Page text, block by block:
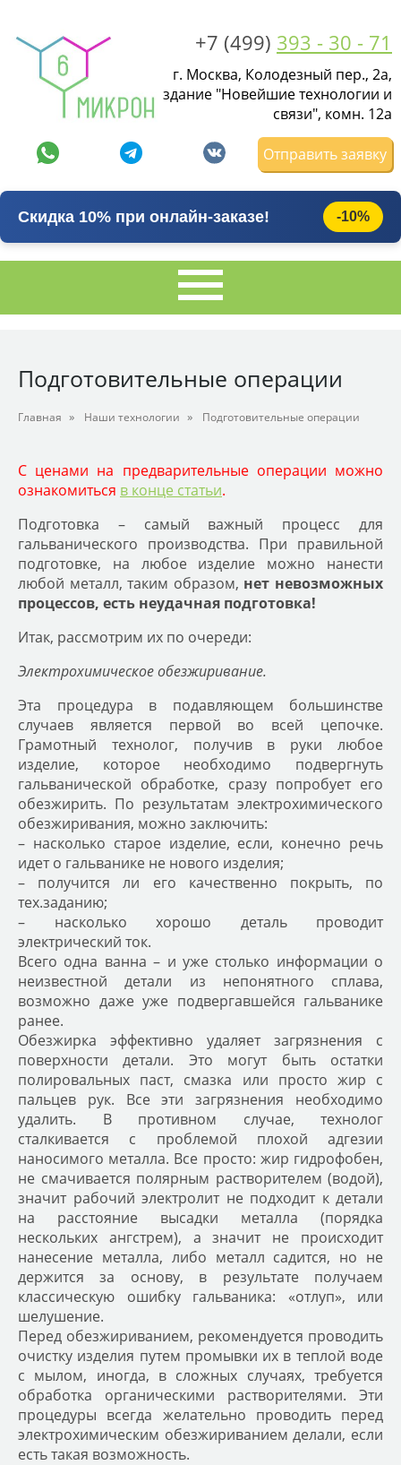
+7 (499) 393 - 30 - 71
г. Москва, Колодезный пер., 2а,
здание "Новейшие технологии и
связи", комн. 12а
Отправить заявку
Скидка 10% при онлайн-заказе! -10%
Подготовительные операции
Главная » Наши технологии » Подготовительные операции
С ценами на предварительные операции можно
ознакомиться в конце статьи.
Подготовка – самый важный процесс для
гальванического производства. При правильной
подготовке, на любое изделие можно нанести
любой металл, таким образом, нет невозможных
процессов, есть неудачная подготовка!
Итак, рассмотрим их по очереди:
Электрохимическое обезжиривание.
Эта процедура в подавляющем большинстве
случаев является первой во всей цепочке.
Грамотный технолог, получив в руки любое
изделие, которое необходимо подвергнуть
гальванической обработке, сразу попробует его
обезжирить. По результатам электрохимического
обезжиривания, можно заключить:
– насколько старое изделие, если, конечно речь
идет о гальванике не нового изделия;
– получится ли его качественно покрыть, по
тех.заданию;
– насколько хорошо деталь проводит
электрический ток.
Всего одна ванна – и уже столько информации о
неизвестной детали из непонятного сплава,
возможно даже уже подвергавшейся гальванике
ранее.
Обезжирка эффективно удаляет загрязнения с
поверхности детали. Это могут быть остатки
полировальных паст, смазка или просто жир с
пальцев рук. Все эти загрязнения необходимо
удалить. В противном случае, технолог
сталкивается с проблемой плохой адгезии
наносимого металла. Все просто: жир гидрофобен,
не смачивается полярным растворителем (водой),
значит рабочий электролит не подходит к детали
на расстояние высадки металла (порядка
нескольких ангстрем), а значит не происходит
нанесение металла, либо металл садится, но не
держится за основу, в результате получаем
классическую ошибку гальваника: «отлуп», или
шелушение.
Перед обезжириванием, рекомендуется проводить
очистку изделия путем промывки их в теплой воде
с мылом, иногда, в сложных случаях, требуется
обработка органическими растворителями. Эти
процедуры всегда желательно проводить перед
электрохимическим обезжириванием делали, если
есть такая возможность.